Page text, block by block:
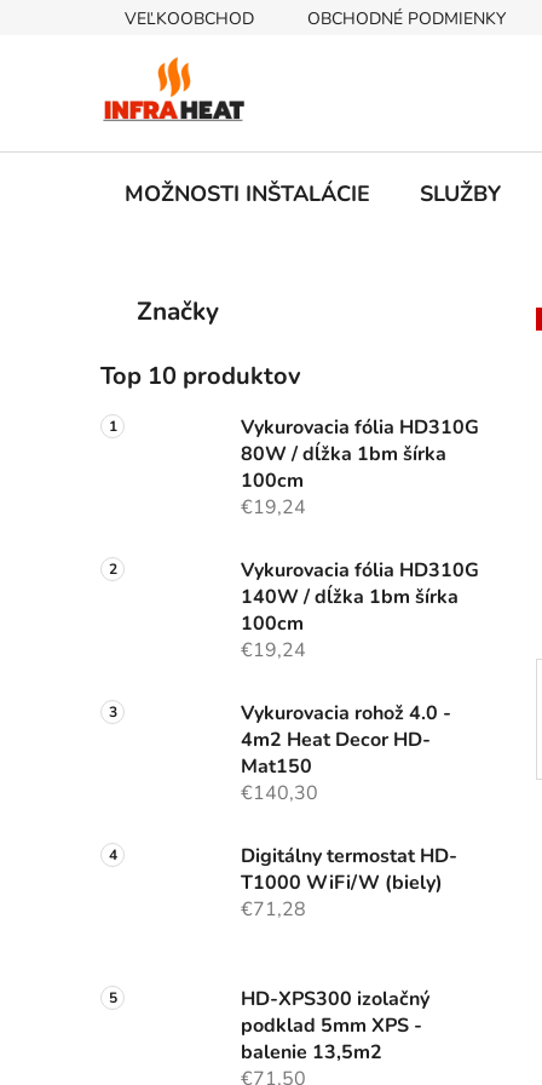
VEĽKOOBCHOD OBCHODNÉ PODMIENKY
MOŽNOSTI INŠTALÁCIE SLUŽBY
č
n
ý
e
l
Preskočiť
kategórie
e
ó
Značky
Top 10 produktov
Vykurovacia fólia HD310G
80W / dĺžka 1bm šírka
100cm
€19,24
Vykurovacia fólia HD310G
140W / dĺžka 1bm šírka
100cm
€19,24
Vykurovacia rohož 4.0 -
4m2 Heat Decor HD-
Mat150
€140,30
Digitálny termostat HD-
T1000 WiFi/W (biely)
€71,28
HD-XPS300 izolačný
podklad 5mm XPS -
balenie 13,5m2
€71,50